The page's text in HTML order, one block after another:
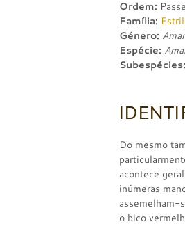
Ordem:
Família:
Género:
Espécie:
Subespécies:
Do mesmo
acontece
inúmeras
assemelham-
o bico